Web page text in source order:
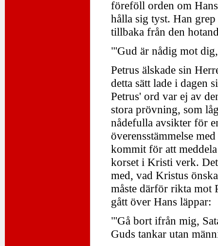
föreföll orden om
hålla sig tyst. Han
tillbaka från den
"'Gud är nådig mot
Petrus älskade sin
detta sätt lade i dagen
Petrus' ord var ej av
stora prövning, som
nådefulla avsikter för
överensstämmelse
kommit för att
korset i Kristi verk.
med, vad Kristus
måste därför rikta mot
gått över Hans läppar:
"'Gå bort ifrån mig,
Guds tankar utan